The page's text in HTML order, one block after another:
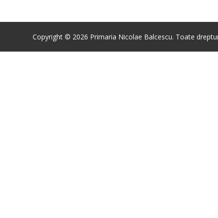
Copyright © 2026 Primaria Nicolae Balcescu. Toate